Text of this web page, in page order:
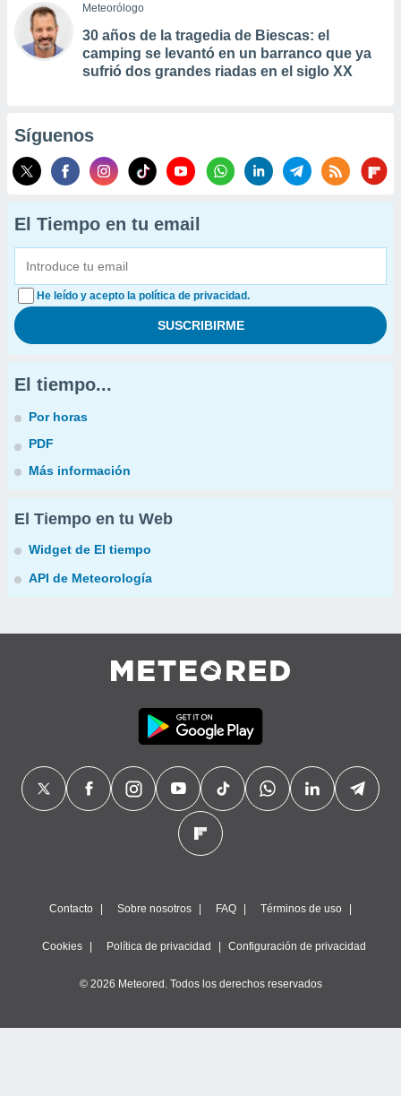
Meteorólogo
30 años de la tragedia de Biescas: el
camping se levantó en un barranco que ya
sufrió dos grandes riadas en el siglo XX
Síguenos
El Tiempo en tu email
He leído y acepto la política de privacidad.
El tiempo...
Por horas
PDF
Más información
El Tiempo en tu Web
Widget de El tiempo
API de Meteorología
Contacto Sobre nosotros FAQ Términos de uso
Cookies Política de privacidad Configuración de privacidad
© 2026 Meteored. Todos los derechos reservados